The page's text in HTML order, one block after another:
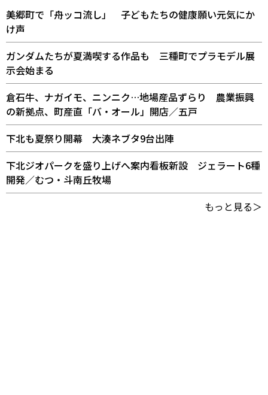
美郷町で「舟ッコ流し」 子どもたちの健康願い元気にか
け声
ガンダムたちが夏満喫する作品も 三種町でプラモデル展
示会始まる
倉石牛、ナガイモ、ニンニク…地場産品ずらり 農業振興
の新拠点、町産直「バ・オール」開店／五戸
下北も夏祭り開幕 大湊ネブタ9台出陣
下北ジオパークを盛り上げへ案内看板新設 ジェラート6種
開発／むつ・斗南丘牧場
もっと見る＞